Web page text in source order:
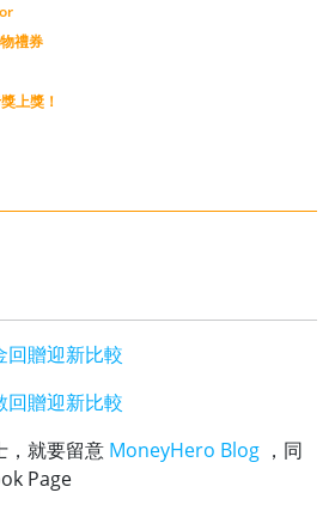
禮券
上獎！
回贈迎新比較
回贈迎新比較
，就要留意 MoneyHero Blog ，同
Page